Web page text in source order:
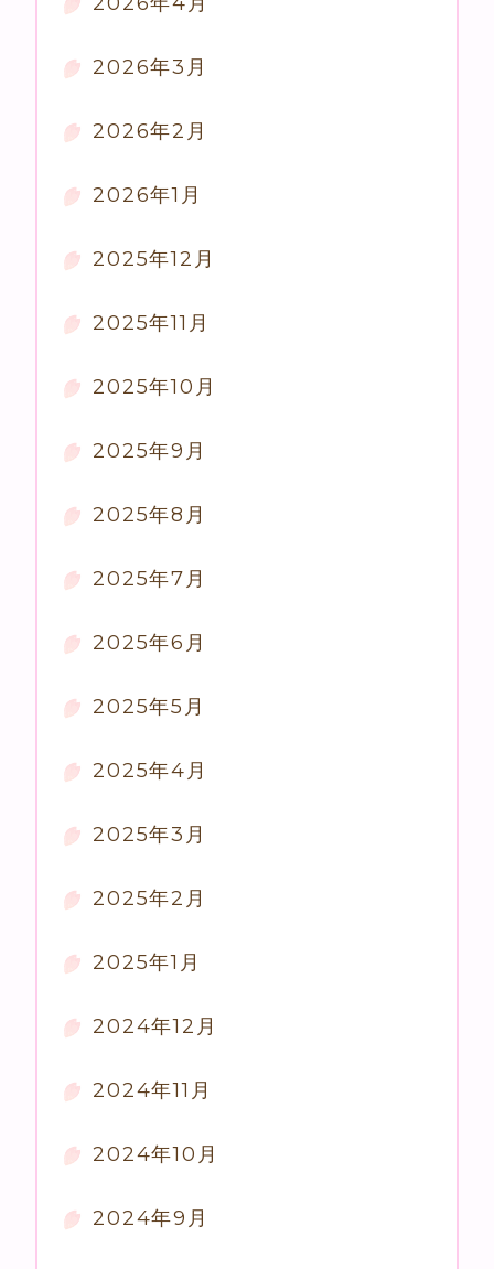
2026年3月
2026年2月
2026年1月
2025年12月
2025年11月
2025年10月
2025年9月
2025年8月
2025年7月
2025年6月
2025年5月
2025年4月
2025年3月
2025年2月
2025年1月
2024年12月
2024年11月
2024年10月
2024年9月